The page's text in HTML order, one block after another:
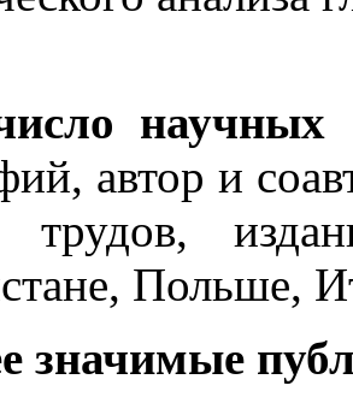
научных
автор и
трудов,
Польше,
значимые